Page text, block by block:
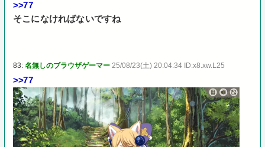
>>77
そこになければないですね
83:名無しのブラウザゲーマー 25/08/23(土) 20:04:34 ID:x8.xw.L25
>>77